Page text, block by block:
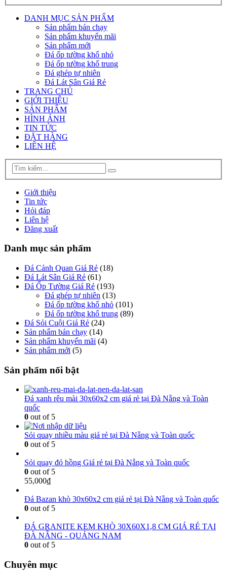
DANH MỤC SẢN PHẨM
Sản phẩm bán chạy
Sản phẩm khuyến mãi
Sản phẩm mới
Đá ốp tường khổ nhỏ
Đá ốp tường khổ trung
Đá ghép tự nhiên
Đá Lát Sân Giá Rẻ
TRANG CHỦ
GIỚI THIỆU
SẢN PHẨM
HÌNH ẢNH
TIN TỨC
ĐẶT HÀNG
LIÊN HỆ
Giới thiệu
Tin tức
Hỏi đáp
Liên hệ
Đăng xuất
Danh mục sản phẩm
Đá Cảnh Quan Giá Rẻ (18)
Đá Lát Sân Giá Rẻ (61)
Đá Ốp Tường Giá Rẻ (193)
Đá ghép tự nhiên (13)
Đá ốp tường khổ nhỏ (101)
Đá ốp tường khổ trung (89)
Đá Sỏi Cuội Giá Rẻ (24)
Sản phẩm bán chạy (14)
Sản phẩm khuyến mãi (4)
Sản phẩm mới (5)
Sản phẩm nổi bật
Đá xanh rêu mài 30x60x2 cm giá rẻ tại Đà Nẵng và Toàn
quốc
0 out of 5
Sỏi quay nhiều màu giá rẻ tại Đà Nẵng và Toàn quốc
0 out of 5
Sỏi quay đỏ hồng Giá rẻ tại Đà Nẵng và Toàn quốc
0 out of 5
55,000₫
Đá Bazan khò 30x60x2 cm giá rẻ tại Đà Nẵng và Toàn quốc
0 out of 5
ĐÁ GRANITE KEM KHÒ 30X60X1,8 CM GIÁ RẺ TẠI
ĐÀ NẴNG - QUẢNG NAM
0 out of 5
Chuyên mục